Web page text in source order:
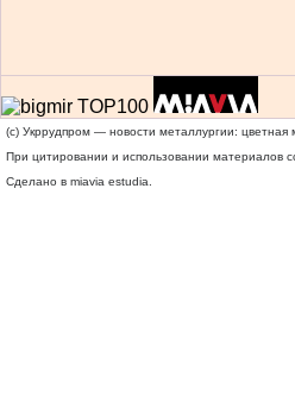
(c) Укррудпром — новости металлургии: цветная
При цитировании и использовании материалов
Сделано в miavia estudia.